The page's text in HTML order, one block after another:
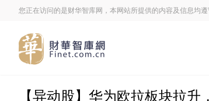
您正在访问的是财华智库网，本网站所提供的内容及信息均
【异动股】华为欧拉板块拉